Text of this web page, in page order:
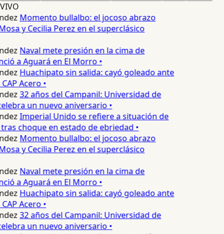
VIVO
Momento bullalbo: el jocoso abrazo
y Cecilia Perez en el superclásico
Naval mete presión en la cima de
a Aguará en El Morro •
Huachipato sin salida: cayó goleado ante
Acero •
32 años del Campanil: Universidad de
un nuevo aniversario •
Imperial Unido se refiere a situación de
choque en estado de ebriedad •
Momento bullalbo: el jocoso abrazo
y Cecilia Perez en el superclásico
Naval mete presión en la cima de
a Aguará en El Morro •
Huachipato sin salida: cayó goleado ante
Acero •
32 años del Campanil: Universidad de
un nuevo aniversario •